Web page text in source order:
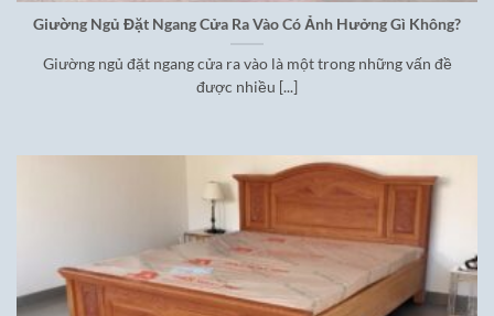
Giường Ngủ Đặt Ngang Cửa Ra Vào Có Ảnh Hưởng Gì Không?
Giường ngủ đặt ngang cửa ra vào là một trong những vấn đề
được nhiều [...]